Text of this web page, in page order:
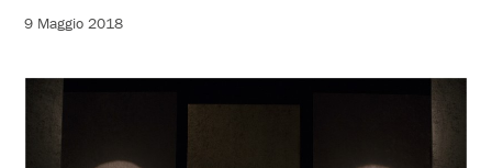
9 Maggio 2018